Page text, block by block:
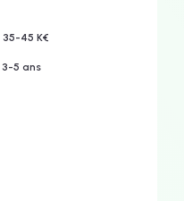
35-45 K€
3-5 ans